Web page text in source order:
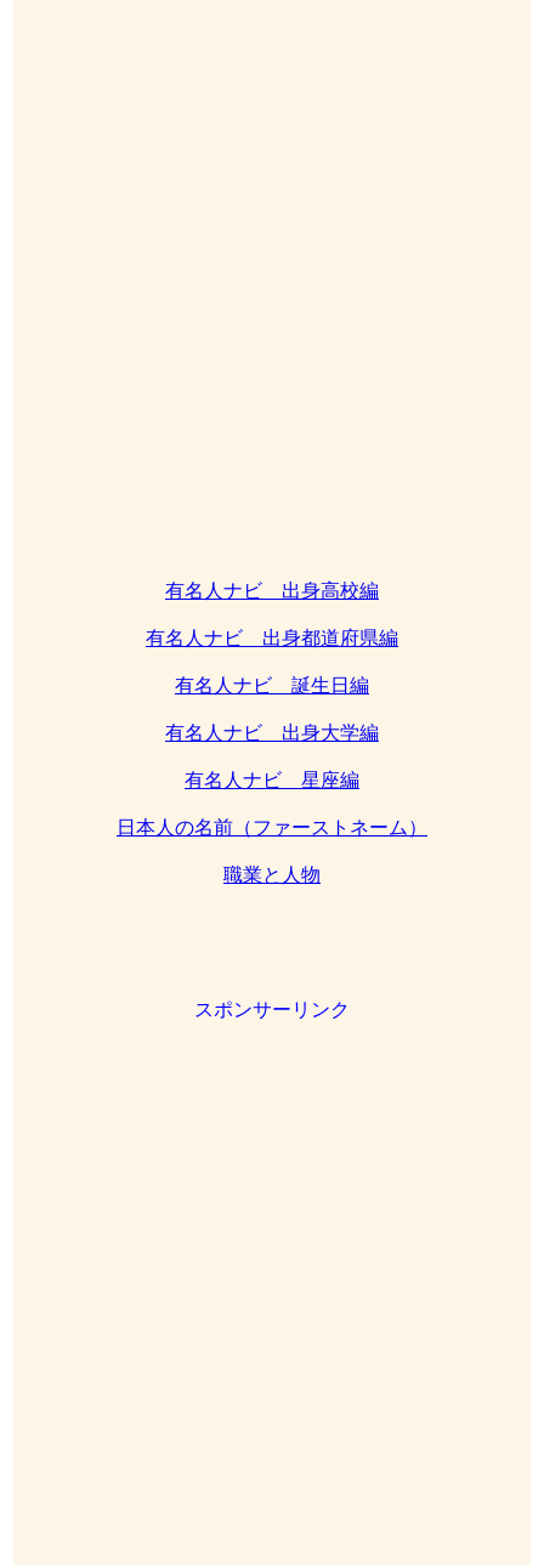
有名人ナビ 出身高校編
有名人ナビ 出身都道府県編
有名人ナビ 誕生日編
有名人ナビ 出身大学編
有名人ナビ 星座編
日本人の名前（ファーストネーム）
職業と人物
スポンサーリンク